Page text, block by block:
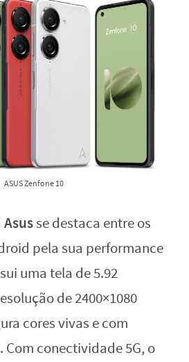
ASUS Zenfone 10
Asusse destaca entre os
pela sua performance
uma tela de 5.92
de 2400×1080
cores vivas e com
Com conectividade 5G, o